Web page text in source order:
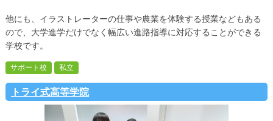
他にも、イラストレーターの仕事や農業を体験する授業などもある
ので、大学進学だけでなく幅広い進路指導に対応することができる
学校です。
トライ式高等学院
サポート校 私立